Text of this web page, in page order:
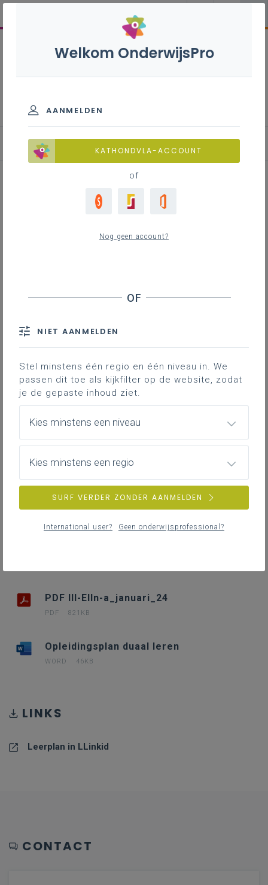
Leerplan
Hieronder vind je de definitieve en
volledig afgewerkte versie van het
leerplan in Word; enkel deze versie
is geldig voor de volledige 3de
graad vanaf 1 september 2024.
Opleidingsplan duaal leren
DOWNLOADS
PDF III-ElIn-a_januari_24
PDF 821KB
Opleidingsplan duaal leren
WORD 46KB
LINKS
Leerplan in LLinkid
CONTACT
Welkom OnderwijsPro
AANMELDEN
KATHONDVLA-ACCOUNT
of
Nog geen account?
NIET AANMELDEN
Stel minstens één regio en één niveau in. We
passen dit toe als kijkfilter op de website, zodat
je de gepaste inhoud ziet.
Kies minstens een niveau
Kies minstens een regio
SURF VERDER ZONDER AANMELDEN
International user? Geen onderwijsprofessional?